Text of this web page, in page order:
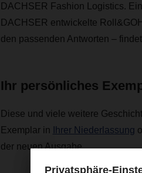
DACHSER Fashion Logistics.
DACHSER entwickelte
den passenden Antworten –
Ihr persönliches
Diese und viele weitere
Exemplar in
Ihrer Niederlassung
der neuen Ausgabe.